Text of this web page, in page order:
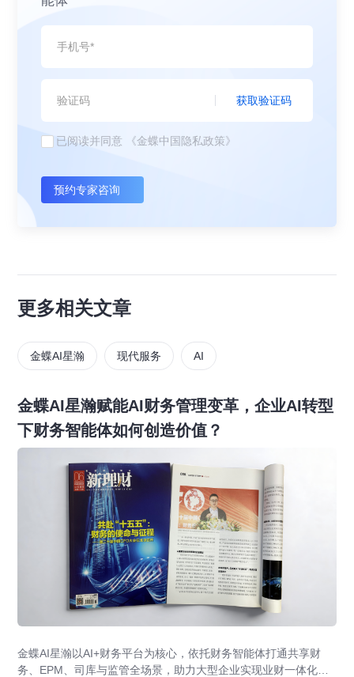
获取验证码
已阅读并同意 《金蝶中国隐私政策》
预约专家咨询
更多相关文章
金蝶AI星瀚 现代服务 AI
金蝶AI星瀚赋能AI财务管理变革，企业AI转型
下财务智能体如何创造价值？
金蝶AI星瀚以AI+财务平台为核心，依托财务智能体打通共享财
务、EPM、司库与监管全场景，助力大型企业实现业财一体化与